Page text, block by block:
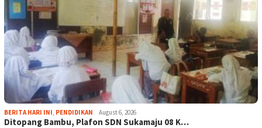
BERITA HARI INI, PENDIDIKAN August 6, 2026
Ditopang Bambu, Plafon SDN Sukamaju 08 K…